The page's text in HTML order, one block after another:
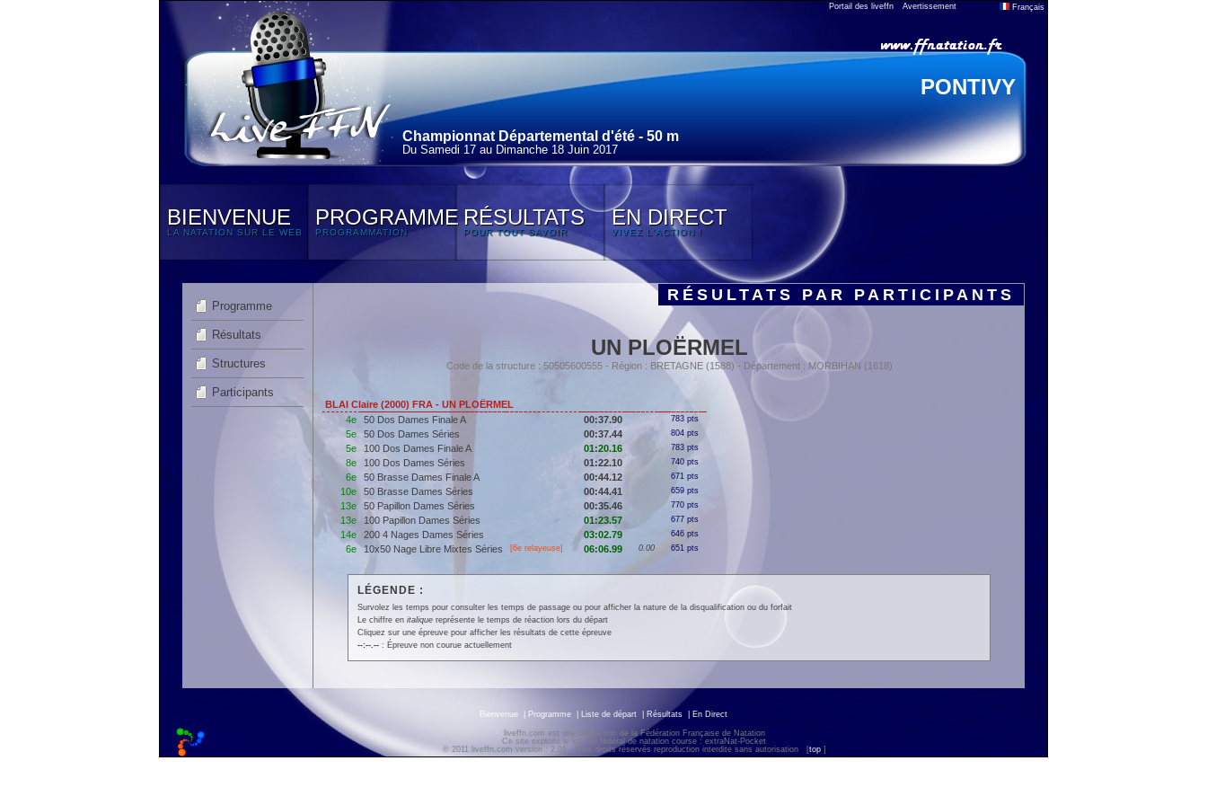
Portail des liveffn Avertissement Français
PONTIVY
Championnat Départemental d'été - 50 m
Du Samedi 17 au Dimanche 18 Juin 2017
BIENVENUE
LA NATATION SUR LE WEB
PROGRAMME
PROGRAMMATION
RÉSULTATS
POUR TOUT SAVOIR
EN DIRECT
VIVEZ L'ACTION !
Programme
Résultats
Structures
Participants
RÉSULTATS PAR PARTICIPANTS
UN PLOËRMEL
Code de la structure : 50505600555 - Région : BRETAGNE (1588) - Département : MORBIHAN (1618)
BLAI Claire (2000) FRA - UN PLOËRMEL
4e
50 Dos Dames Finale A 00:37.90 783 pts
5e 50 Dos Dames Séries 00:37.44 804 pts
5e 100 Dos Dames Finale A 01:20.16 783 pts
8e 100 Dos Dames Séries 01:22.10 740 pts
6e 50 Brasse Dames Finale A 00:44.12 671 pts
10e 50 Brasse Dames Séries 00:44.41 659 pts
13e 50 Papillon Dames Séries 00:35.46 770 pts
13e 100 Papillon Dames Séries 01:23.57 677 pts
14e 200 4 Nages Dames Séries 03:02.79 646 pts
6e 10x50 Nage Libre Mixtes Séries [6e relayeuse] 06:06.99 0.00 651 pts
LÉGENDE :
Survolez les temps pour consulter les temps de passage ou pour afficher la nature de la disqualification ou du forfait
Le chiffre en italiquereprésente le temps de réaction lors du départ
Cliquez sur une épreuve pour afficher les résultats de cette épreuve
--:--.--: Épreuve non courue actuellement
Bienvenue Programme Liste de départ Résultats En Direct
liveffn.com est une production de la Fédération Française de Natation
Ce site exploite le logiciel fédéral de natation course : extraNat-Pocket
© 2011 liveffn.com version : 2.01 - Tous droits réservés reproduction interdite sans autorisation
[top ]